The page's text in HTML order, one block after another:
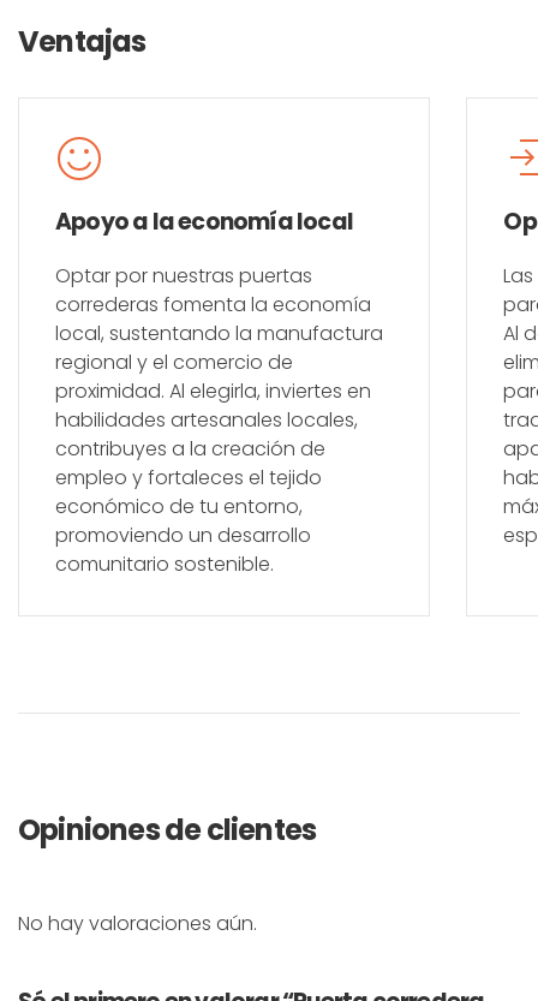
Ventajas
Apoyo a la economía local
Optar por nuestras puertas
correderas fomenta la economía
local, sustentando la manufactura
regional y el comercio de
proximidad. Al elegirla, inviertes en
habilidades artesanales locales,
contribuyes a la creación de
empleo y fortaleces el tejido
económico de tu entorno,
promoviendo un desarrollo
comunitario sostenible.
Al
Opiniones de clientes
No hay valoraciones aún.